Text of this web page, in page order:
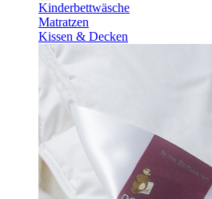
Kinderbettwäsche
Matratzen
Kissen & Decken